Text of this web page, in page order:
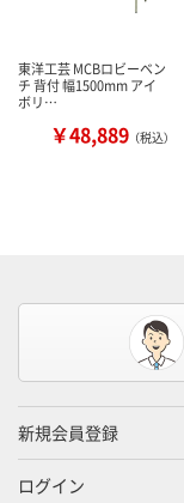
東洋工芸 MCBロビーベン
チ 背付 幅1500mm アイ
ボリ…
￥48,889 （税込）
新規会員登録
ログイン